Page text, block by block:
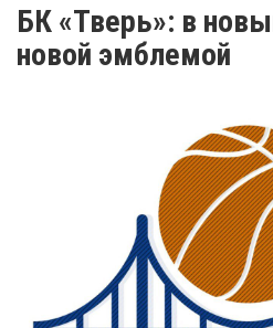
БК «Тверь»: в
новой эмблемой